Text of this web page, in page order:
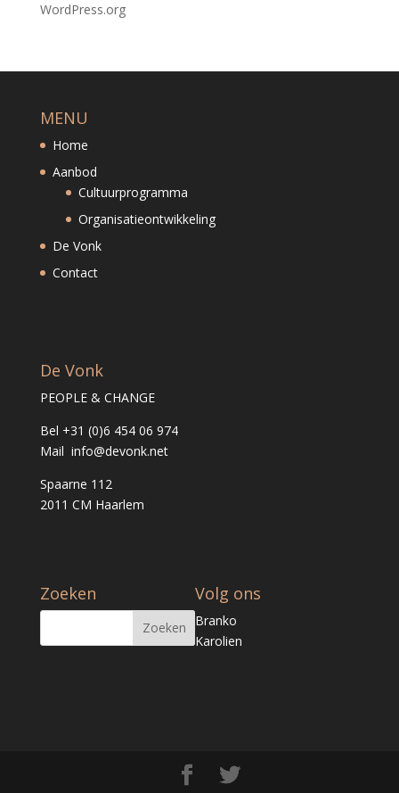
WordPress.org
MENU
Home
Aanbod
Cultuurprogramma
Organisatieontwikkeling
De Vonk
Contact
De Vonk
PEOPLE & CHANGE
Bel +31 (0)6 454 06 974
Mail info@devonk.net
Spaarne 112
2011 CM Haarlem
Zoeken Volg ons
Branko
Karolien